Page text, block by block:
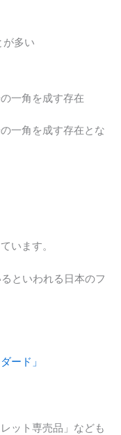
が多い
一角を成す存在
一角を成す存在とな
います。
といわれる日本のフ
ード」
ット専売品」なども